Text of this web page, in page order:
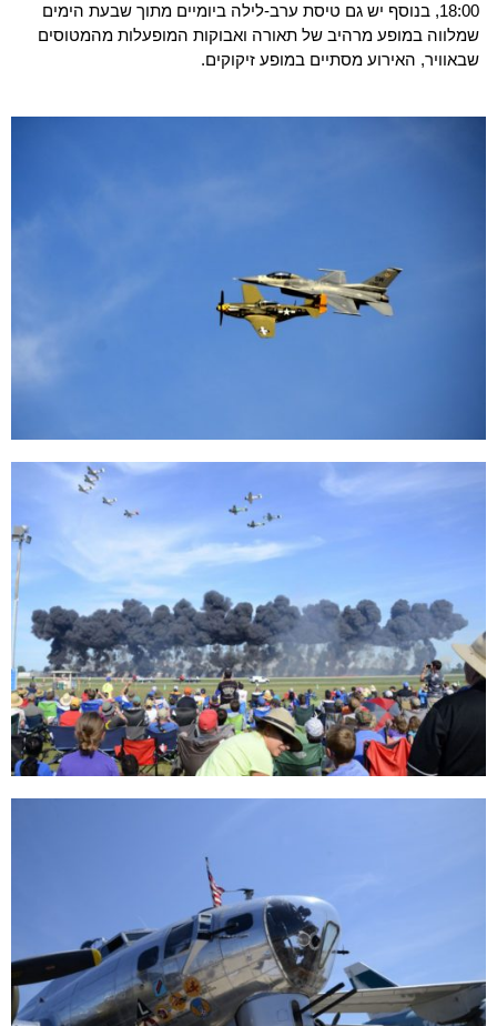
18:00, בנוסף יש גם טיסת ערב-לילה ביומיים מתוך שבעת הימים
שמלווה במופע מרהיב של תאורה ואבוקות המופעלות מהמטוסים
שבאוויר, האירוע מסתיים במופע זיקוקים.